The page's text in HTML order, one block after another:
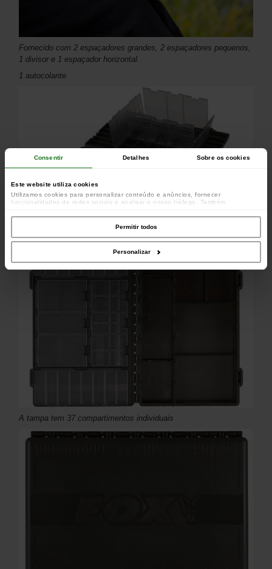
Consentir Detalhes Sobre os cookies
Este website utiliza cookies
Utilizamos cookies para personalizar conteúdo e anúncios, fornecer
funcionalidades de redes sociais e analisar o nosso tráfego. Também
parceiros de redes sociais, de publicidade e de análise, que as podem combinar
com outras informações que lhes forneceu ou recolhidas por estes a partir da
sua utilização dos respetivos serviços.
Permitir todos
Personalizar
Fornecido com 2 espaçadores grandes, 2 espaçadores pequenos,
1 divisor e 1 espaçador horizontal.
1 autocolante
A tampa tem 37 compartimentos individuais